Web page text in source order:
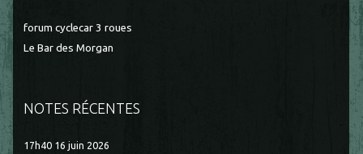
forum cyclecar 3 roues
Le Bar des Morgan
NOTES RÉCENTES
17h40 16 juin 2026